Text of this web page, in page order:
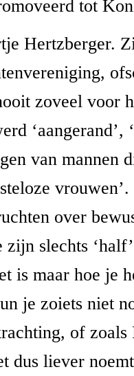
tot
Hertzberger.
zoveel voor
‘aangerand’,
van mannen
over
slechts
is maar hoe je
je zoiets niet
of zoals
dus liever